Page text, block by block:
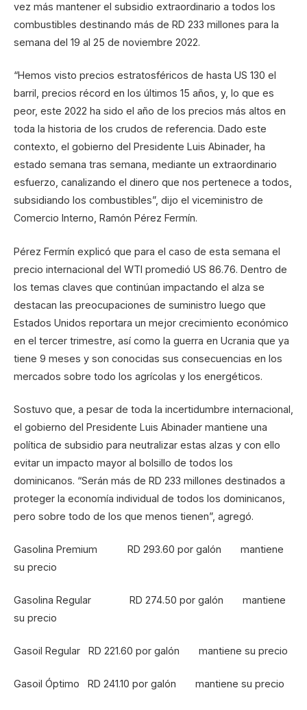
vez más mantener el subsidio extraordinario a todos los
combustibles destinando más de RD 233 millones para la
semana del 19 al 25 de noviembre 2022.
“Hemos visto precios estratosféricos de hasta US 130 el
barril, precios récord en los últimos 15 años, y, lo que es
peor, este 2022 ha sido el año de los precios más altos en
toda la historia de los crudos de referencia. Dado este
contexto, el gobierno del Presidente Luis Abinader, ha
estado semana tras semana, mediante un extraordinario
esfuerzo, canalizando el dinero que nos pertenece a todos,
subsidiando los combustibles”, dijo el viceministro de
Comercio Interno, Ramón Pérez Fermín.
Pérez Fermín explicó que para el caso de esta semana el
precio internacional del WTI promedió US 86.76. Dentro de
los temas claves que continúan impactando el alza se
destacan las preocupaciones de suministro luego que
Estados Unidos reportara un mejor crecimiento económico
en el tercer trimestre, así como la guerra en Ucrania que ya
tiene 9 meses y son conocidas sus consecuencias en los
mercados sobre todo los agrícolas y los energéticos.
Sostuvo que, a pesar de toda la incertidumbre internacional,
el gobierno del Presidente Luis Abinader mantiene una
política de subsidio para neutralizar estas alzas y con ello
evitar un impacto mayor al bolsillo de todos los
dominicanos. “Serán más de RD 233 millones destinados a
proteger la economía individual de todos los dominicanos,
pero sobre todo de los que menos tienen”, agregó.
Gasolina Premium RD 293.60 por galón mantiene
su precio
Gasolina Regular RD 274.50 por galón mantiene
su precio
Gasoil Regular RD 221.60 por galón mantiene su precio
Gasoil Óptimo RD 241.10 por galón mantiene su precio